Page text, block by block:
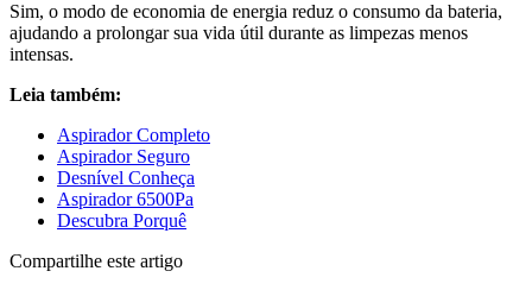
Sim, o modo de economia de energia reduz o consumo da bateria,
ajudando a prolongar sua vida útil durante as limpezas menos
intensas.
Leia também:
Aspirador Completo
Aspirador Seguro
Desnível Conheça
Aspirador 6500Pa
Descubra Porquê
Compartilhe este artigo